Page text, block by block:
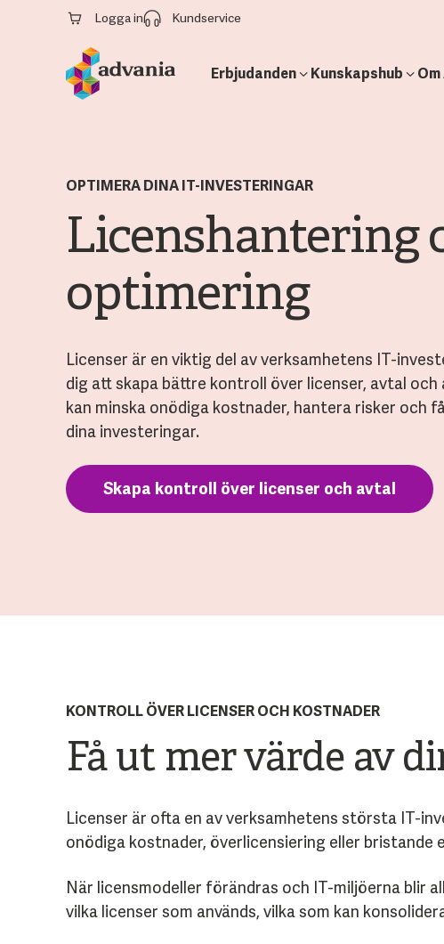
Logga in Kundservice
Erbjudanden Kunskapshub
OPTIMERA DINA IT-INVESTERINGAR
Licenshantering
optimering
Licenser är en viktig del av verksamhetens IT-
dig att skapa bättre kontroll över licenser, avtal och
kan minska onödiga kostnader, hantera risker och
dina investeringar.
Skapa kontroll över licenser och avtal
KONTROLL ÖVER LICENSER OCH KOSTNADER
Få ut mer värde av
Licenser är ofta en av verksamhetens största IT-
onödiga kostnader, överlicensiering eller bristande
När licensmodeller förändras och IT-miljöerna blir
vilka licenser som används, vilka som kan